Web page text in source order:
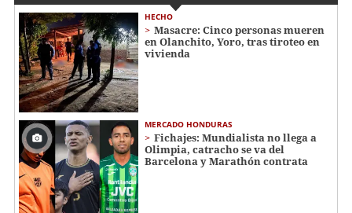
HECHO
Masacre: Cinco personas mueren
en Olanchito, Yoro, tras tiroteo en
vivienda
MERCADO HONDURAS
Fichajes: Mundialista no llega a
Olimpia, catracho se va del
Barcelona y Marathón contrata